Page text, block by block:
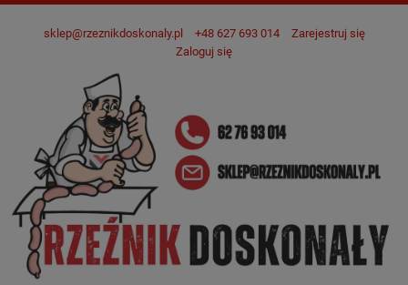
sklep@rzeznikdoskonaly.pl +48 627 693 014
Zarejestruj się
Zaloguj się